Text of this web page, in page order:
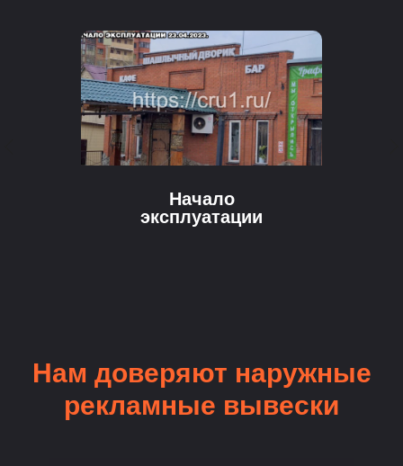
Начало
эксплуатации
Нам доверяют наружные
рекламные вывески